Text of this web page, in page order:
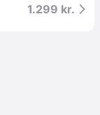
1.299 kr.